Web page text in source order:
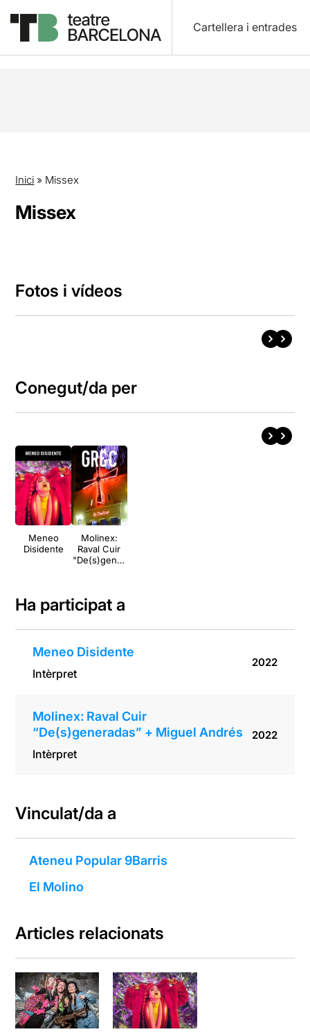
Cartellera i entrades
Inici » Missex
Missex
Fotos i vídeos
Conegut/da per
Meneo
Disidente
Molinex:
Raval Cuir
"De(s)gener
Ha participat a
Meneo Disidente
Intèrpret
2022
Molinex: Raval Cuir
“De(s)generadas” + Miguel Andrés
Intèrpret
2022
Vinculat/da a
Ateneu Popular 9Barris
El Molino
Articles relacionats